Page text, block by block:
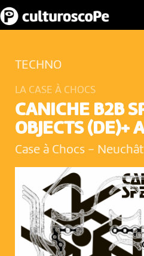
TECHNO
LA CASE À CHOCS
CANICHE B2B
OBJECTS (DE)+
Case à Chocs -